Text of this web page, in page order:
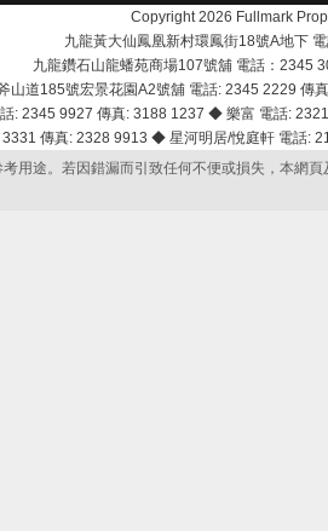
Copyright 2026 Fullmark
九龍黃大仙鳳凰新村環鳳街18號A地下
九龍鑽石山龍蟠苑商場107號舖 電話：2345
山道185號宏景花園A2號舖 電話: 2345 2229
: 2345 9927 傳真: 3188 1237 ◆ 樂富 電話:
3331 傳真: 2328 9913 ◆ 星河明居/悅庭軒 電話
用途。若因錯漏而引致任何不便或損失，本網